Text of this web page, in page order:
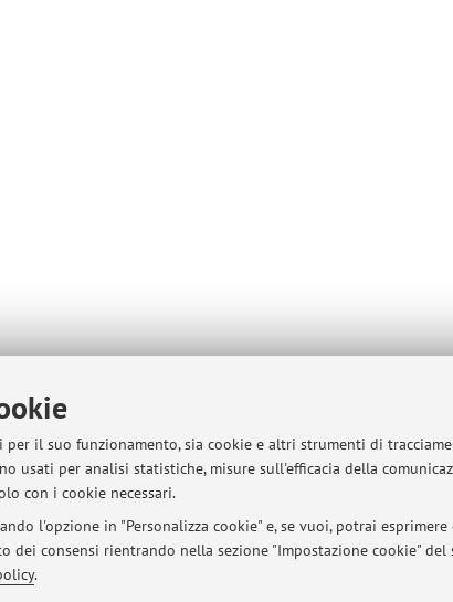
il suo funzionamento, sia cookie e altri strumenti di
usati per analisi statistiche, misure sull'efficacia della
con i cookie necessari.
l'opzione in "Personalizza cookie" e, se vuoi, potrai
dei consensi rientrando nella sezione "Impostazione cookie" del
.